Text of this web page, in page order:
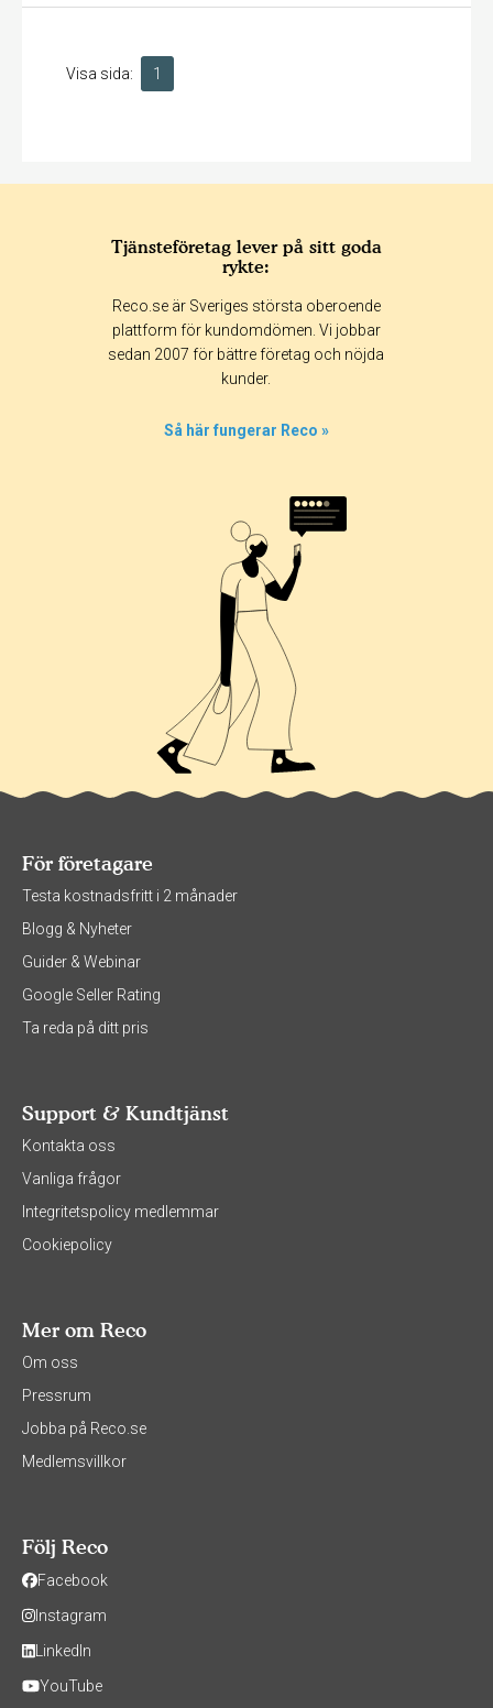
Visa sida: 1
Tjänsteföretag lever på sitt goda
rykte:
Reco.se är Sveriges största oberoende
plattform för kundomdömen. Vi jobbar
sedan 2007 för bättre företag och nöjda
kunder.
Så här fungerar Reco »
För företagare
Testa kostnadsfritt i 2 månader
Blogg & Nyheter
Guider & Webinar
Google Seller Rating
Ta reda på ditt pris
Support & Kundtjänst
Kontakta oss
Vanliga frågor
Integritetspolicy medlemmar
Cookiepolicy
Mer om Reco
Om oss
Pressrum
Jobba på Reco.se
Medlemsvillkor
Följ Reco
Facebook
Instagram
LinkedIn
YouTube